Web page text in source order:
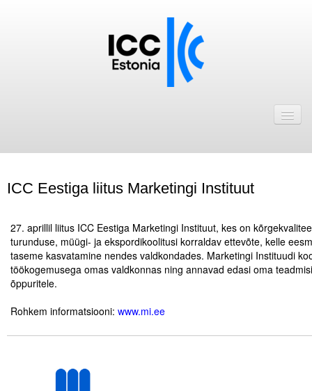
ICC Eesti liikmebaas
Liikmete pakkumised
Astu ICC Eesti liikmeks!
Kalender
ICC Eesti
Publikatsioonid
ICC Eestiga liitus Marketingi Instituut
27. aprillil liitus ICC Eestiga Marketingi Instituut, kes on
turunduse, müügi- ja ekspordikoolitusi korraldav ettevõte, kelle
taseme kasvatamine nendes valdkondades. Marketingi Instituudi
töökogemusega omas valdkonnas ning annavad edasi oma
õppuritele.
Rohkem informatsiooni: www.mi.ee